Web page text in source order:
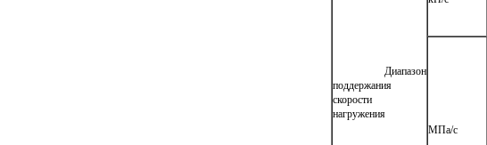
Диапазон
поддержания
скорости
нагружения
МПа/с